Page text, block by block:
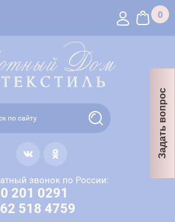
Задать вопрос
0
звонок по России:
201 0291
518 4759